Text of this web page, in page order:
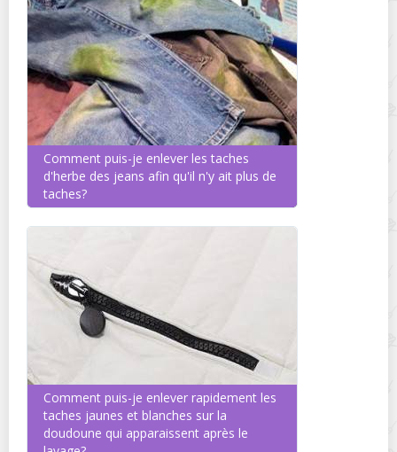
Comment puis-je enlever les taches
d'herbe des jeans afin qu'il n'y ait plus de
taches?
Comment puis-je enlever rapidement les
taches jaunes et blanches sur la
doudoune qui apparaissent après le